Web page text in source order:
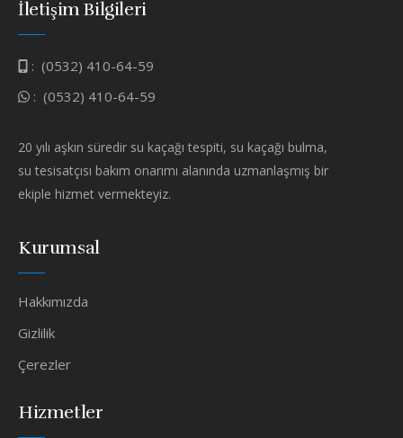
İletişim Bilgileri
: (0532) 410-64-59
: (0532) 410-64-59
20 yılı aşkın süredir su kaçağı tespiti, su kaçağı bulma,
su tesisatçısı bakım onarımı alanında uzmanlaşmış bir
ekiple hizmet vermekteyiz.
Kurumsal
Hakkımızda
Gizlilik
Çerezler
Hizmetler